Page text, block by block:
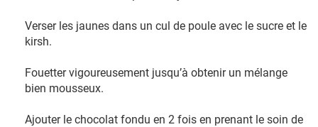
Verser les jaunes dans un cul de poule avec le sucre et le
kirsh.
Fouetter vigoureusement jusqu’à obtenir un mélange
bien mousseux.
Ajouter le chocolat fondu en 2 fois en prenant le soin de